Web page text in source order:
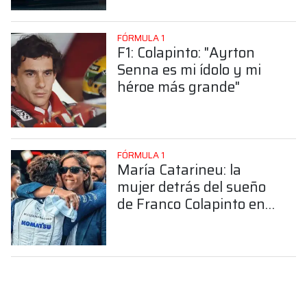
FÓRMULA 1
F1: Colapinto: "Ayrton
Senna es mi ídolo y mi
héroe más grande"
FÓRMULA 1
María Catarineu: la
mujer detrás del sueño
de Franco Colapinto en